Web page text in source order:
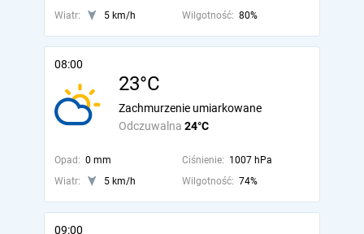
Wiatr: 5 km/h Wilgotność: 80%
08:00
23°C
Odczuwalna 24°C
Zachmurzenie umiarkowane
Opad: 0 mm Ciśnienie: 1007 hPa
Wiatr:
5 km/h Wilgotność: 74%
09:00